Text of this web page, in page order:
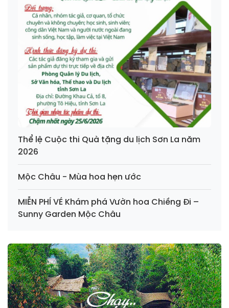
Thể lệ Cuộc thi Quà tặng du lịch Sơn La năm
2026
Mộc Châu - Mùa hoa hẹn ước
MIỄN PHÍ VÉ Khám phá Vườn hoa Chiềng Đi –
Sunny Garden Mộc Châu